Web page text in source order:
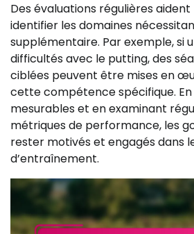
Des évaluations régulières
identifier les domaines
supplémentaire. Par exemple, si
difficultés avec le putting, des
ciblées peuvent être mises en
cette compétence spécifique.
mesurables et en examinant
métriques de performance, les
rester motivés et engagés dans
d’entraînement.